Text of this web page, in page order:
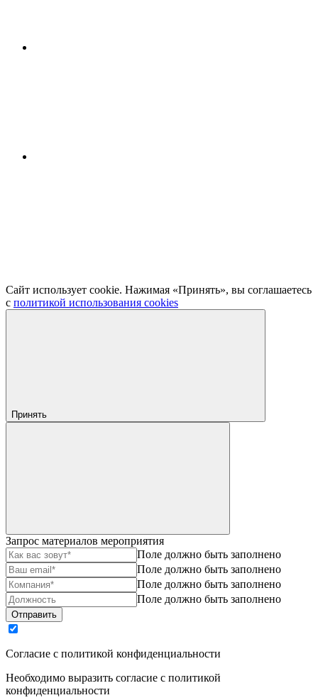
Сайт использует cookie. Нажимая «Принять», вы соглашаетесь
с политикой использования cookies
Принять
Запрос материалов мероприятия
Поле должно быть заполнено
Поле должно быть заполнено
Поле должно быть заполнено
Поле должно быть заполнено
Отправить
Согласие с политикой конфиденциальности
Необходимо выразить согласие с политикой
конфиденциальности